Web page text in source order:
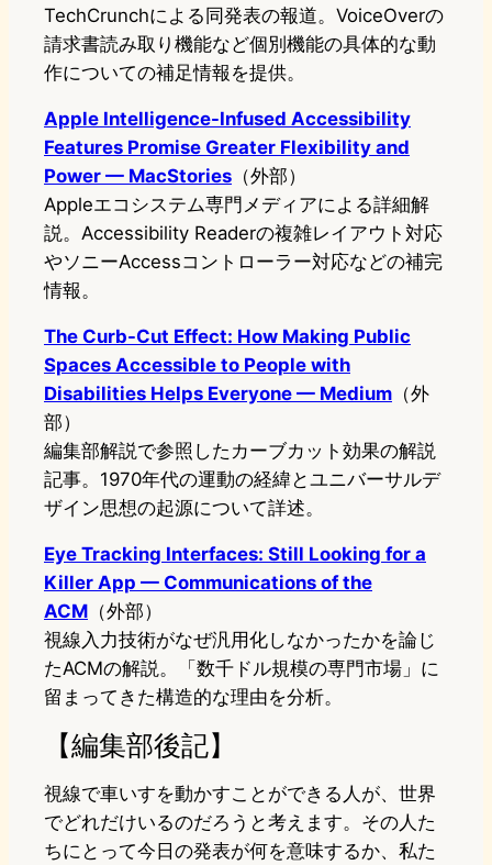
TechCrunchによる同発表の報道。VoiceOverの
請求書読み取り機能など個別機能の具体的な動
作についての補足情報を提供。
Apple Intelligence-Infused Accessibility
Features Promise Greater Flexibility and
Power — MacStories （外部）
Appleエコシステム専門メディアによる詳細解
説。Accessibility Readerの複雑レイアウト対応
やソニーAccessコントローラー対応などの補完
情報。
The Curb-Cut Effect: How Making Public
Spaces Accessible to People with
Disabilities Helps Everyone — Medium （外
部）
編集部解説で参照したカーブカット効果の解説
記事。1970年代の運動の経緯とユニバーサルデ
ザイン思想の起源について詳述。
Eye Tracking Interfaces: Still Looking for a
Killer App — Communications of the
ACM （外部）
視線入力技術がなぜ汎用化しなかったかを論じ
たACMの解説。「数千ドル規模の専門市場」に
留まってきた構造的な理由を分析。
【編集部後記】
視線で車いすを動かすことができる人が、世界
でどれだけいるのだろうと考えます。その人た
ちにとって今日の発表が何を意味するか、私た